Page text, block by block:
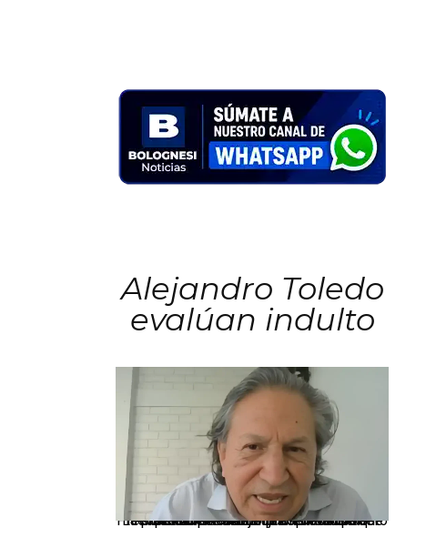
Alejandro Toledo
evalúan indulto
La presidenta Keiko Fujimori informó que la solicitud de indulto presentada por el expresidente Alejandro Toledo será evaluada por la Comisión de Gracias Presidenciales conforme al procedimiento establecido.